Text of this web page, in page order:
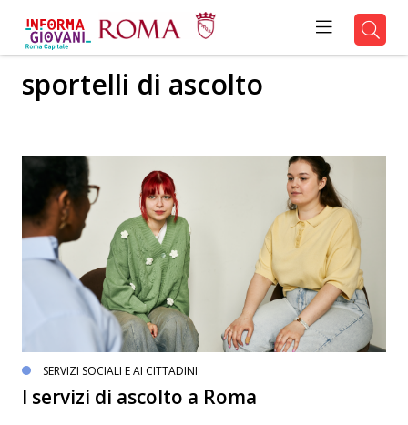
sportelli di ascolto
SERVIZI SOCIALI E AI CITTADINI
I servizi di ascolto a Roma